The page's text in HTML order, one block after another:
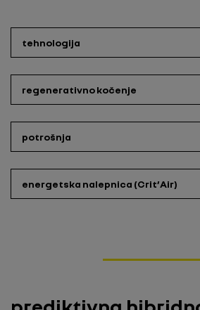
tehnologija
regenerativno kočenje
potrošnja
energetska nalepnica (Crit’Air)